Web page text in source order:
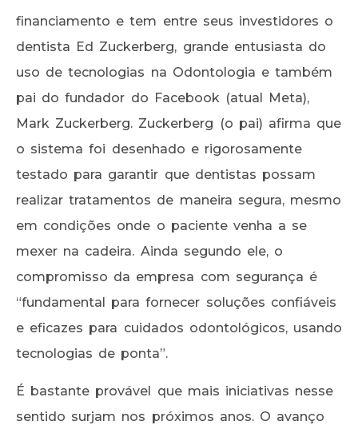
financiamento e tem entre seus investidores o
dentista Ed Zuckerberg, grande entusiasta do
uso de tecnologias na Odontologia e também
pai do fundador do Facebook (atual Meta),
Mark Zuckerberg. Zuckerberg (o pai) afirma que
o sistema foi desenhado e rigorosamente
testado para garantir que dentistas possam
realizar tratamentos de maneira segura, mesmo
em condições onde o paciente venha a se
mexer na cadeira. Ainda segundo ele, o
compromisso da empresa com segurança é
“fundamental para fornecer soluções confiáveis
e eficazes para cuidados odontológicos, usando
tecnologias de ponta”.
É bastante provável que mais iniciativas nesse
sentido surjam nos próximos anos. O avanço